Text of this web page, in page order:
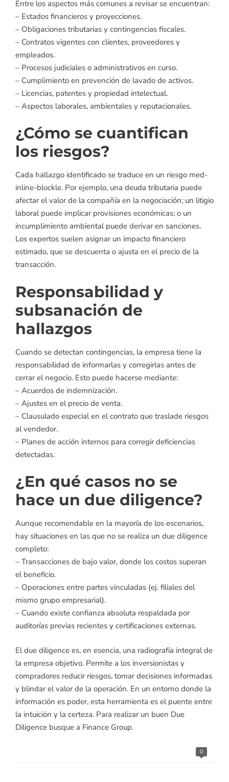
Entre los aspectos más comunes a revisar se encuentran:
– Estados financieros y proyecciones.
– Obligaciones tributarias y contingencias fiscales.
– Contratos vigentes con clientes, proveedores y
empleados.
– Procesos judiciales o administrativos en curso.
– Cumplimiento en prevención de lavado de activos.
– Licencias, patentes y propiedad intelectual.
– Aspectos laborales, ambientales y reputacionales.
¿Cómo se cuantifican
los riesgos?
Cada hallazgo identificado se traduce en un riesgo med-
inline-blockle. Por ejemplo, una deuda tributaria puede
afectar el valor de la compañía en la negociación; un litigio
laboral puede implicar provisiones económicas; o un
incumplimiento ambiental puede derivar en sanciones.
Los expertos suelen asignar un impacto financiero
estimado, que se descuenta o ajusta en el precio de la
transacción.
Responsabilidad y
subsanación de
hallazgos
Cuando se detectan contingencias, la empresa tiene la
responsabilidad de informarlas y corregirlas antes de
cerrar el negocio. Esto puede hacerse mediante:
– Acuerdos de indemnización.
– Ajustes en el precio de venta.
– Clausulado especial en el contrato que traslade riesgos
al vendedor.
– Planes de acción internos para corregir deficiencias
detectadas.
¿En qué casos no se
hace un due diligence?
Aunque recomendable en la mayoría de los escenarios,
hay situaciones en las que no se realiza un due diligence
completo:
– Transacciones de bajo valor, donde los costos superan
el beneficio.
– Operaciones entre partes vinculadas (ej. filiales del
mismo grupo empresarial).
– Cuando existe confianza absoluta respaldada por
auditorías previas recientes y certificaciones externas.
El due diligence es, en esencia, una radiografía integral de
la empresa objetivo. Permite a los inversionistas y
compradores reducir riesgos, tomar decisiones informadas
y blindar el valor de la operación. En un entorno donde la
información es poder, esta herramienta es el puente entre
la intuición y la certeza. Para realizar un buen Due
Diligence busque a Finance Group.
0